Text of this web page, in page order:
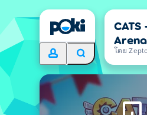
Stars
โดย